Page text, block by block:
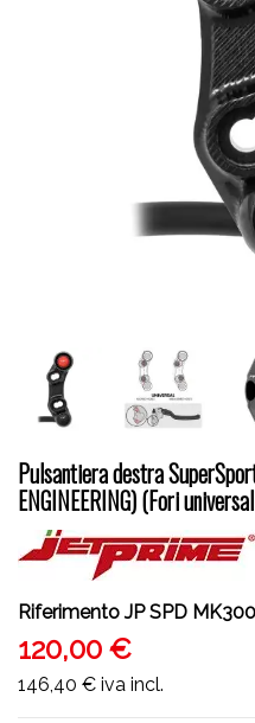
Pulsantiera destra
ENGINEERING) (Fori
Riferimento JP SPD MK300
120,00 €
146,40 € iva incl.